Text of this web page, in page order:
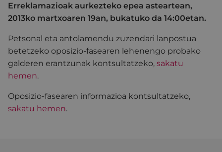
Erreklamazioak aurkezteko epea asteartean,
2013ko martxoaren 19an, bukatuko da 14:00etan.
Petsonal eta antolamendu zuzendari lanpostua
betetzeko oposizio-fasearen lehenengo probako
galderen erantzunak kontsultatzeko, sakatu
hemen.
Oposizio-fasearen informazioa kontsultatzeko,
sakatu hemen.